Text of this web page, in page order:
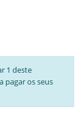
1 deste
pagar os seus